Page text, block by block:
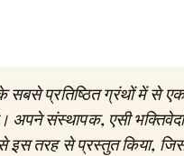
सबसे प्रतिष्ठित ग्रंथों में से
अपने संस्थापक, एसी
इस तरह से प्रस्तुत किया,